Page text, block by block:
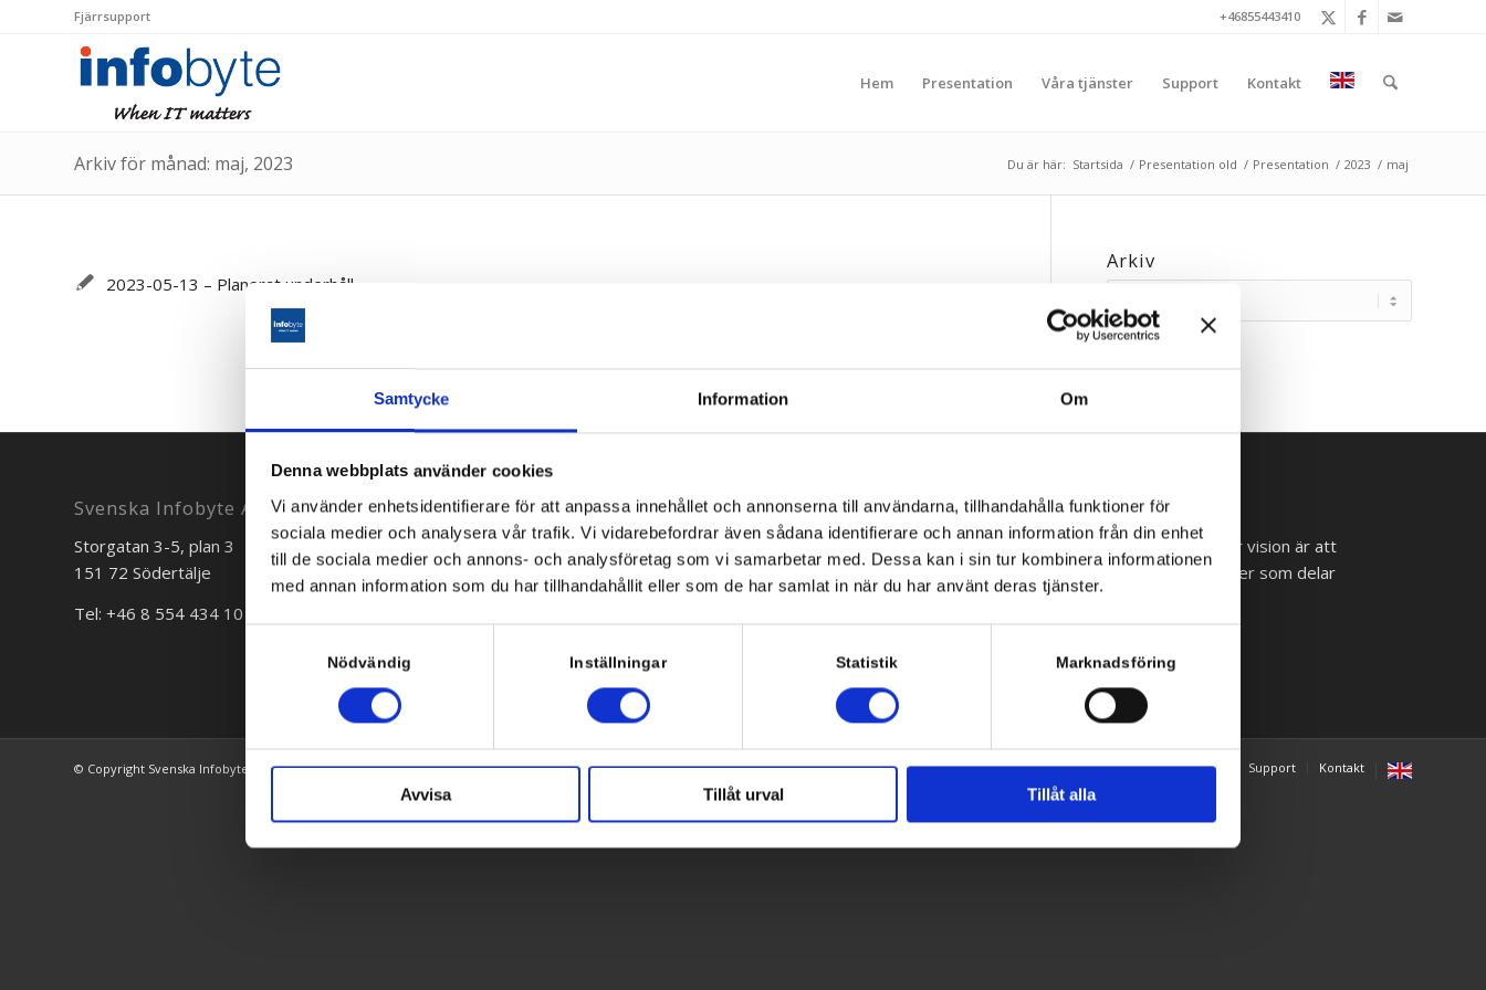
Samtycke Information Om
Denna webbplats använder cookies
Vi använder enhetsidentifierare för att anpassa innehållet och annonserna till användarna, tillhandahålla funktioner för
sociala medier och analysera vår trafik. Vi vidarebefordrar även sådana identifierare och annan information från din enhet
till de sociala medier och annons- och analysföretag som vi samarbetar med. Dessa kan i sin tur kombinera informationen
med annan information som du har tillhandahållit eller som de har samlat in när du har använt deras tjänster.
Nödvändig Inställningar Statistik Marknadsföring
Avvisa Tillåt urval Tillåt alla
Fjärrsupport +46855443410
Hem Presentation Våra tjänster Support Kontakt
Arkiv för månad: maj, 2023 Du är här: Startsida / Presentation old / Presentation / 2023 / maj
2023-05-13 – Planerat underhåll
Arkiv
Svenska Infobyte AB
Storgatan 3-5, plan 3
151 72 Södertälje
Tel: +46 8 554 434 10
Bredgränd 2
111 30 Stockholm
Om oss
Vi hjälper våra kunder att lyckas med sina it-satsningar. Vår vision är att
vara en daglig partner till små och medelstora arbetsplatser som delar
vår uppfattning om att it spelar roll.
© Copyright Svenska Infobyte AB 1996-2026 Start Personuppgiftspolicy Juridik och cookies Våra tjänster Support Kontakt